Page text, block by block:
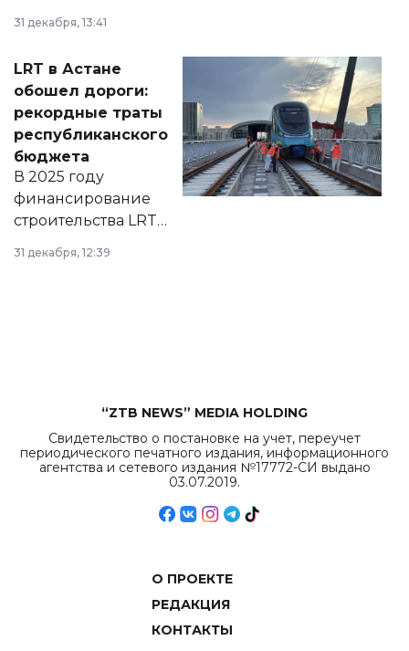
города на 2026–
2028 годы.
документ
появился в базе
нормативных
правовых актов и
на сайте маслихат
города.
31 декабря, 13:41
LRT в Астане
обошел дороги:
рекордные траты
республиканского
бюджета
В 2025 году
финансирование
строительства LRT
в Астане из
республиканского
31 декабря, 12:39
“ZTB NEWS” MEDIA HOLDING
Свидетельство о постановке на учет, переучет
периодического печатного издания, информационного
агентства и сетевого издания №17772-СИ выдано
03.07.2019.
О ПРОЕКТЕ
РЕДАКЦИЯ
КОНТАКТЫ